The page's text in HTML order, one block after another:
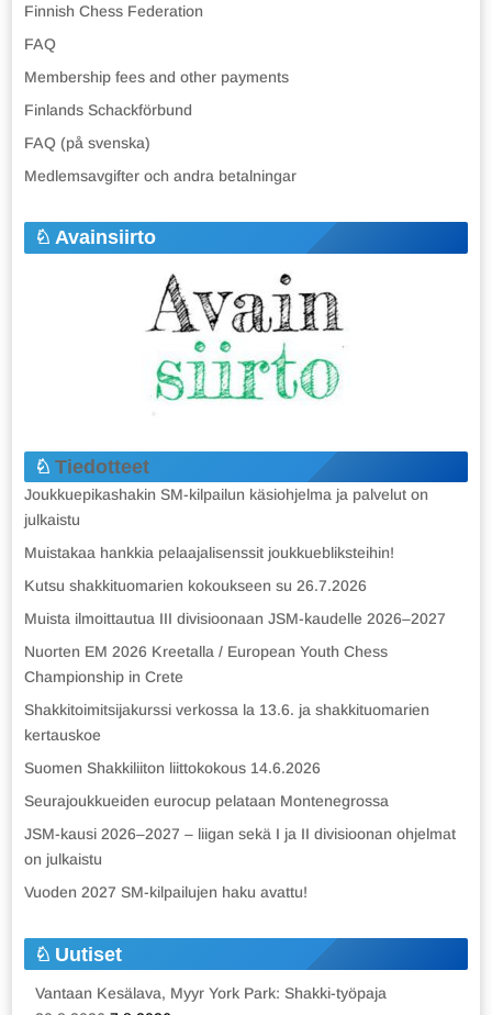
Finnish Chess Federation
FAQ
Membership fees and other payments
Finlands Schackförbund
FAQ (på svenska)
Medlemsavgifter och andra betalningar
Avainsiirto
Tiedotteet
Joukkuepikashakin SM-kilpailun käsiohjelma ja palvelut on
julkaistu
Muistakaa hankkia pelaajalisenssit joukkuebliksteihin!
Kutsu shakkituomarien kokoukseen su 26.7.2026
Muista ilmoittautua III divisioonaan JSM-kaudelle 2026–2027
Nuorten EM 2026 Kreetalla / European Youth Chess
Championship in Crete
Shakkitoimitsijakurssi verkossa la 13.6. ja shakkituomarien
kertauskoe
Suomen Shakkiliiton liittokokous 14.6.2026
Seurajoukkueiden eurocup pelataan Montenegrossa
JSM-kausi 2026–2027 – liigan sekä I ja II divisioonan ohjelmat
on julkaistu
Vuoden 2027 SM-kilpailujen haku avattu!
Uutiset
Vantaan Kesälava, Myyr York Park: Shakki-työpaja